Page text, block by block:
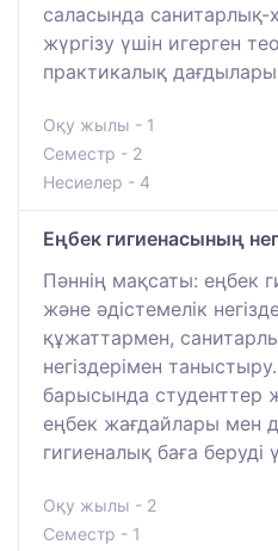
саласында
жүргізу үшін игерген
практикалық
Оқу жылы - 1
Семестр - 2
Несиелер - 4
Еңбек гигиенасының
Пәннің мақсаты: еңбек
және әдістемелік
құжаттармен,
негіздерімен
барысында
еңбек жағдайлары мен
гигиеналық баға беруді
Оқу жылы - 2
Семестр - 1